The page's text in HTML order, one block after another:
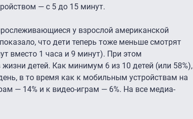
— с 5 до 15 минут.
у взрослой американской
что дети теперь тоже меньше смотрят
вместо 1 часа и 9 минут). При этом
детей. Как минимум 6 из 10 детей (или 58%),
в то время как к мобильным устройствам на
— 14% и к видео-играм — 6%. На все медиа-